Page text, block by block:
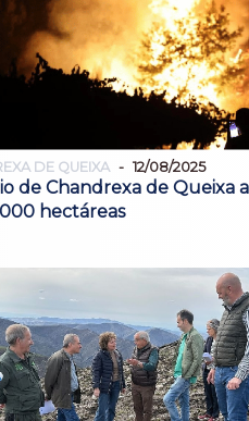
DE QUEIXA 12/08/2025
de Chandrexa de Queixa
hectáreas